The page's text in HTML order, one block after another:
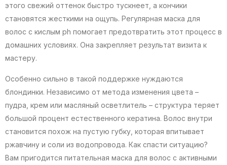
этого свежий оттенок быстро тускнеет, а кончики
становятся жесткими на ощупь. Регулярная маска для
волос с кислым ph помогает предотвратить этот процесс в
домашних условиях. Она закрепляет результат визита к
мастеру.
Особенно сильно в такой поддержке нуждаются
блондинки. Независимо от метода изменения цвета –
пудра, крем или масляный осветлитель – структура теряет
большой процент естественного кератина. Волос внутри
становится похож на пустую губку, которая впитывает
ржавчину и соли из водопровода. Как спасти ситуацию?
Вам пригодится питательная маска для волос с активными